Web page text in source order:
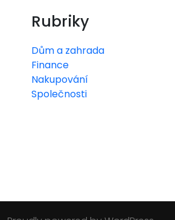
Rubriky
Dům a zahrada
Finance
Nakupování
Společnosti